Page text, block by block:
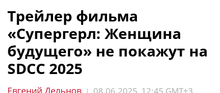
Трейлер фильма
«Супергерл: Женщина
будущего» не покажут на
SDCC 2025
Евгений Дельнов